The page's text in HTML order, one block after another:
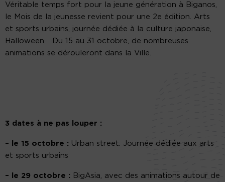
Véritable temps fort pour la jeune génération à Biganos,
le Mois de la jeunesse revient pour une 2e édition. Arts
et sports urbains, journée dédiée à la culture japonaise,
Halloween… Du 15 au 31 octobre, de nombreuses
animations se dérouleront dans la Ville.
3 dates à ne pas louper :
– le 15 octobre : Urban street. Journée dédiée aux arts
et sports urbains
– le 29 octobre : BigAsia, avec des animations autour de